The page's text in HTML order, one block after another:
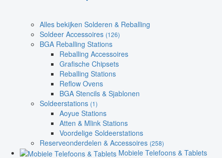
Alles bekijken Solderen & Reballing
Soldeer Accessoires (126)
BGA Reballing Stations
Reballing Accessoires
Grafische Chipsets
Reballing Stations
Reflow Ovens
BGA Stencils & Sjablonen
Soldeerstations (1)
Aoyue Stations
Atten & Mlink Stations
Voordelige Soldeerstations
Reserveonderdelen & Accessoires (258)
Mobiele Telefoons & Tablets